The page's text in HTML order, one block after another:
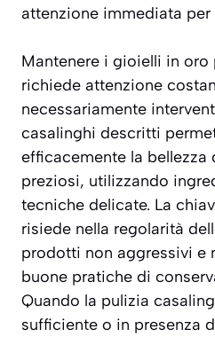
attenzione immediata per
Mantenere i gioielli in
richiede attenzione
necessariamente
casalinghi descritti
efficacemente la
preziosi, utilizzando
tecniche delicate. La
risiede nella regolarità
prodotti non aggressivi e
buone pratiche di
Quando la pulizia
sufficiente o in presenza